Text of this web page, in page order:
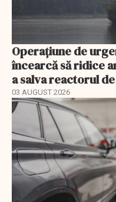
Operațiune de
încearcă să ridice
a salva reactorul
03 AUGUST 2026